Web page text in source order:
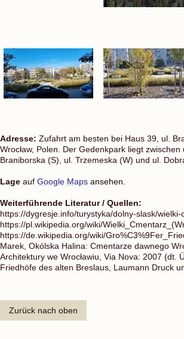
Adresse: Zufahrt am besten bei Haus 39, ul.
Wrocław, Polen. Der Gedenkpark liegt zwischen
Braniborska (S), ul. Trzemeska (W) und ul.
Lage auf Google Maps ansehen.
Weiterführende Literatur / Quellen:
https://dygresje.info/turystyka/dolny-slask/wielki-
https://pl.wikipedia.org/wiki/
https://de.wikipedia.org/wiki/
Marek, Okólska Halina: Cmentarze dawnego
Architektury we Wrocławiu, Via Nova: 2007 (dt.
Friedhöfe des alten Breslaus, Laumann Druck
Zurück nach oben